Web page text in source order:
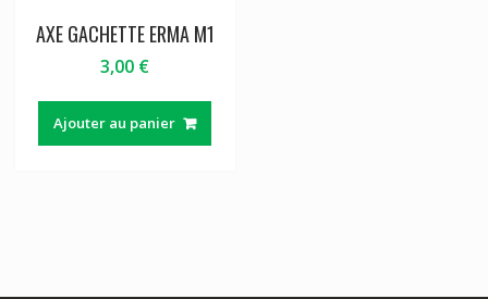
AXE GACHETTE ERMA M1
3,00 €
Ajouter au panier